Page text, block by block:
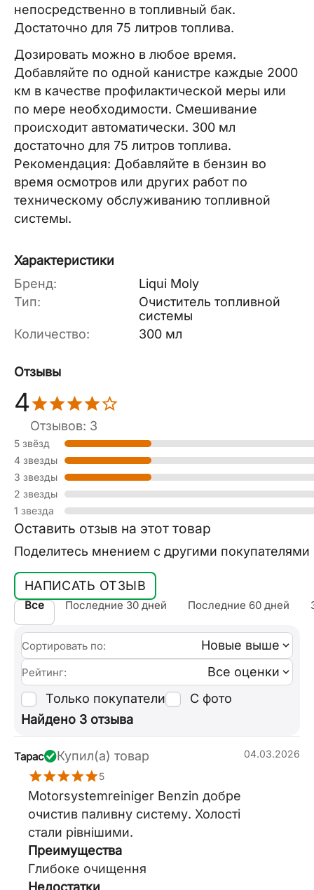
непосредственно в топливный бак.
Достаточно для 75 литров топлива.
Дозировать можно в любое время.
Добавляйте по одной канистре каждые 2000
км в качестве профилактической меры или
по мере необходимости. Смешивание
происходит автоматически. 300 мл
достаточно для 75 литров топлива.
Рекомендация: Добавляйте в бензин во
время осмотров или других работ по
техническому обслуживанию топливной
системы.
Характеристики
Бренд:
Liqui Moly
Тип:
Очиститель топливной
системы
Количество:
300 мл
Отзывы
4
Отзывов: 3
5 звёзд
4 звезды
3 звезды
2 звезды
1 звезда
Оставить отзыв на этот товар
Поделитесь мнением с другими покупателями
НАПИСАТЬ ОТЗЫВ
Все Последние 30 дней Последние 60 дней
Сортировать по: Новые выше
Рейтинг:
Все оценки
Только покупатели
С фото
Найдено 3 отзыва
Тарас Купил(а) товар
04.03.2026
5
Motorsystemreiniger Benzin добре
очистив паливну систему. Холості
стали рівнішими.
Преимущества
Глибоке очищення
Недостатки